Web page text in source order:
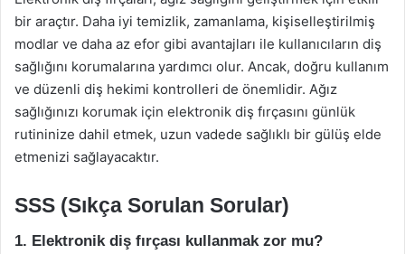
bir araçtır. Daha iyi temizlik, zamanlama, kişiselleştirilmiş
modlar ve daha az efor gibi avantajları ile kullanıcıların diş
sağlığını korumalarına yardımcı olur. Ancak, doğru kullanım
ve düzenli diş hekimi kontrolleri de önemlidir. Ağız
sağlığınızı korumak için elektronik diş fırçasını günlük
rutininize dahil etmek, uzun vadede sağlıklı bir gülüş elde
etmenizi sağlayacaktır.
SSS (Sıkça Sorulan Sorular)
1. Elektronik diş fırçası kullanmak zor mu?